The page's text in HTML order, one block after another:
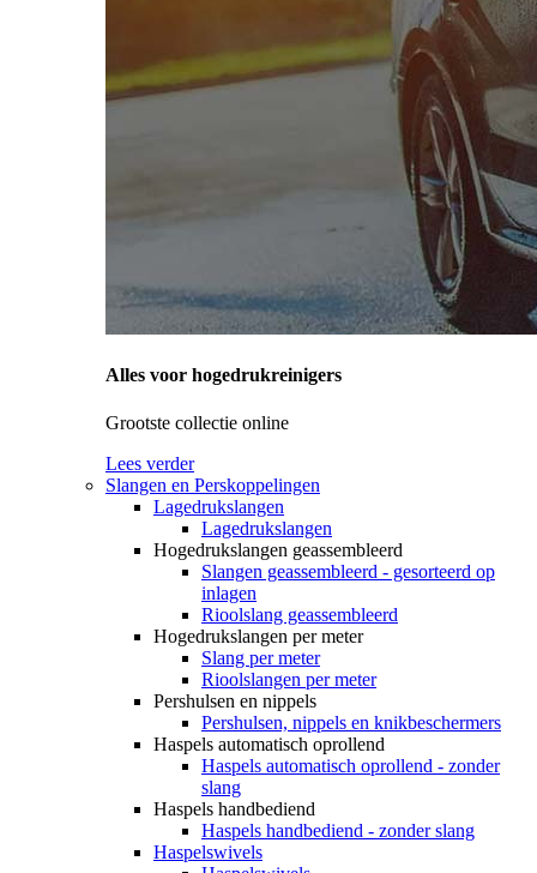
Alles voor hogedrukreinigers
Grootste collectie online
Lees verder
Slangen en Perskoppelingen
Lagedrukslangen
Lagedrukslangen
Hogedrukslangen geassembleerd
Slangen geassembleerd - gesorteerd op
inlagen
Rioolslang geassembleerd
Hogedrukslangen per meter
Slang per meter
Rioolslangen per meter
Pershulsen en nippels
Pershulsen, nippels en knikbeschermers
Haspels automatisch oprollend
Haspels automatisch oprollend - zonder
slang
Haspels handbediend
Haspels handbediend - zonder slang
Haspelswivels